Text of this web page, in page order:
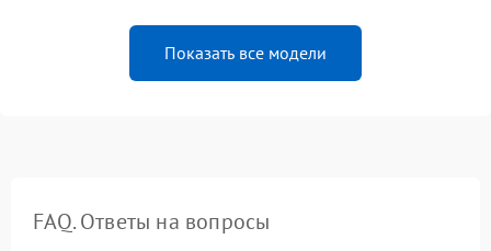
Показать все модели
FAQ. Ответы на вопросы